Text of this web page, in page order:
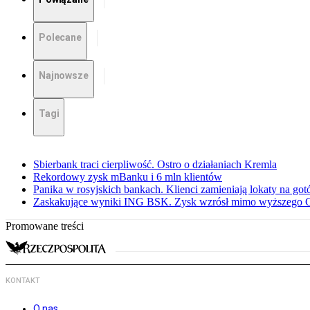
Polecane
Najnowsze
Tagi
Sbierbank traci cierpliwość. Ostro o działaniach Kremla
Rekordowy zysk mBanku i 6 mln klientów
Panika w rosyjskich bankach. Klienci zamieniają lokaty na
Zaskakujące wyniki ING BSK. Zysk wzrósł mimo wyższego
Promowane treści
KONTAKT